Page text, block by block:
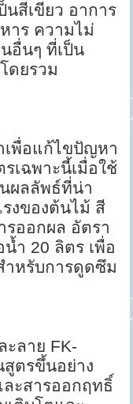
นสีเขียว อาการ
าร ความไม่
อื่นๆ ที่เป็น
ดยรวม
เพื่อแก้ไขปัญหา
เฉพาะนี้เมื่อใช้
นผลลัพธ์ที่น่า
งของต้นไม้ สี
รออกผล อัตรา
ำ 20 ลิตร เพื่อ
ำหรับการดูดซึม
ะลาย FK-
ตรขึ้นอย่าง
ะสารออกฤทธิ์